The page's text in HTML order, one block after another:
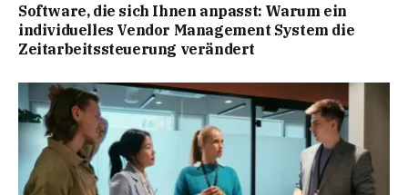
Software, die sich Ihnen anpasst: Warum ein
individuelles Vendor Management System die
Zeitarbeitssteuerung verändert